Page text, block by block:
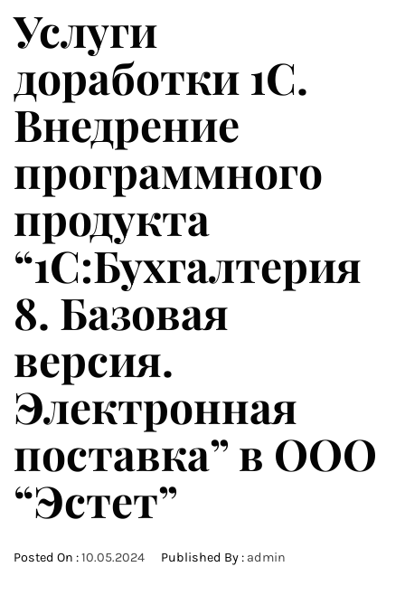
Услуги
доработки 1С.
Внедрение
программного
продукта
“1С:Бухгалтерия
8. Базовая
версия.
Электронная
поставка” в ООО
“Эстет”
Posted On :10.05.2024 Published By : admin